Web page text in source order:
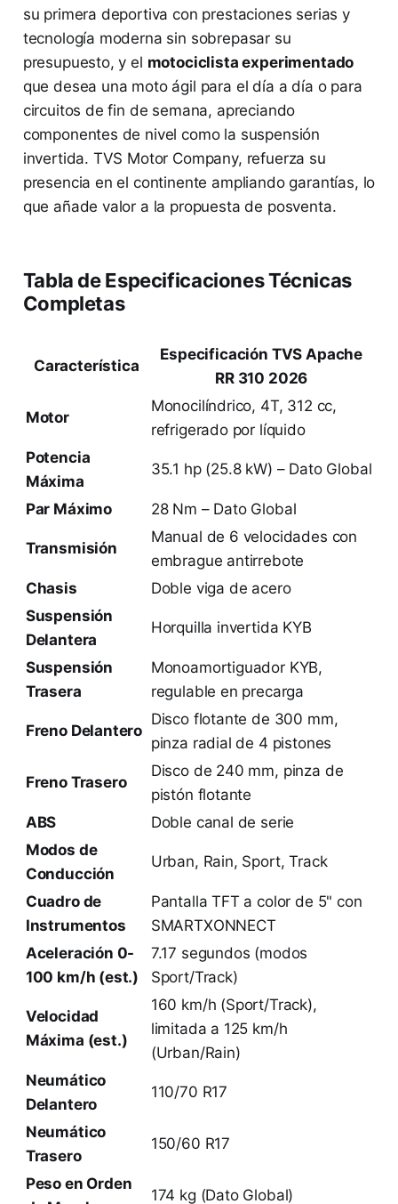
su primera deportiva con prestaciones serias y
tecnología moderna sin sobrepasar su
presupuesto, y el motociclista experimentado
que desea una moto ágil para el día a día o para
circuitos de fin de semana, apreciando
componentes de nivel como la suspensión
invertida. TVS Motor Company, refuerza su
presencia en el continente ampliando garantías, lo
que añade valor a la propuesta de posventa.
Tabla de Especificaciones Técnicas
Completas
Característica
Especificación TVS Apache
RR 310 2026
Motor
Monocilíndrico, 4T, 312 cc,
refrigerado por líquido
Potencia
Máxima
35.1 hp (25.8 kW) – Dato Global
Par Máximo 28 Nm – Dato Global
Transmisión
Manual de 6 velocidades con
embrague antirrebote
Chasis
Doble viga de acero
Suspensión
Delantera
Horquilla invertida KYB
Suspensión
Trasera
Monoamortiguador KYB,
regulable en precarga
Freno Delantero
Disco flotante de 300 mm,
pinza radial de 4 pistones
Freno Trasero
Disco de 240 mm, pinza de
pistón flotante
ABS
Doble canal de serie
Modos de
Conducción
Urban, Rain, Sport, Track
Cuadro de
Instrumentos
Pantalla TFT a color de 5" con
SMARTXONNECT
Aceleración 0-
100 km/h (est.)
7.17 segundos (modos
Sport/Track)
Velocidad
Máxima (est.)
160 km/h (Sport/Track),
limitada a 125 km/h
(Urban/Rain)
Neumático
Delantero
110/70 R17
Neumático
Trasero
150/60 R17
Peso en Orden
174 kg (Dato Global)